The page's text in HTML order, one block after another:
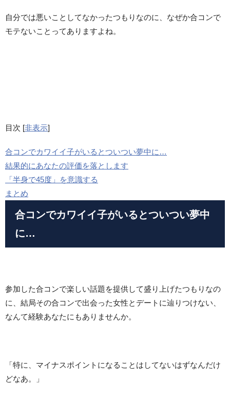
自分では悪いことしてなかったつもりなのに、なぜか合コンで
モテないことってありますよね。
目次 [非表示]
合コンでカワイイ子がいるとついつい夢中に…
結果的にあなたの評価を落とします
「半身で45度」を意識する
まとめ
合コンでカワイイ子がいるとついつい夢中
に…
参加した合コンで楽しい話題を提供して盛り上げたつもりなの
に、結局その合コンで出会った女性とデートに辿りつけない、
なんて経験あなたにもありませんか。
「特に、マイナスポイントになることはしてないはずなんだけ
どなあ。」